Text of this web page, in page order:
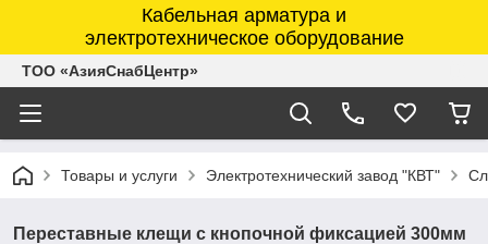
Кабельная арматура и
электротехническое оборудование
ТОО «АзияСнабЦентр»
Товары и услуги Электротехнический завод "КВТ"
Переставные клещи с кнопочной фиксацией 300мм